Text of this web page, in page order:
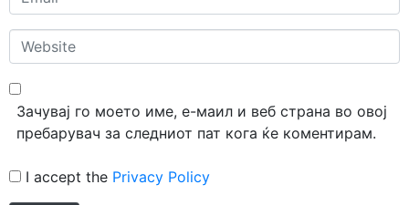
*
Website
Зачувај го моето име, е-маил и веб страна во овој
пребарувач за следниот пат кога ќе коментирам.
I accept the Privacy Policy